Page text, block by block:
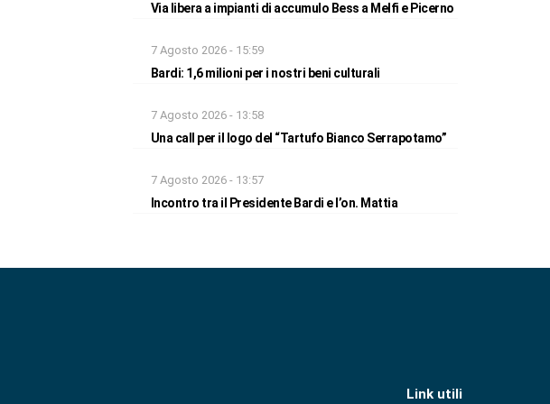
Via libera a impianti di accumulo Bess a Melfi e Picerno
7 Agosto 2026 - 15:59
Bardi: 1,6 milioni per i nostri beni culturali
7 Agosto 2026 - 13:58
Una call per il logo del “Tartufo Bianco Serrapotamo”
7 Agosto 2026 - 13:57
Incontro tra il Presidente Bardi e l’on. Mattia
Link utili